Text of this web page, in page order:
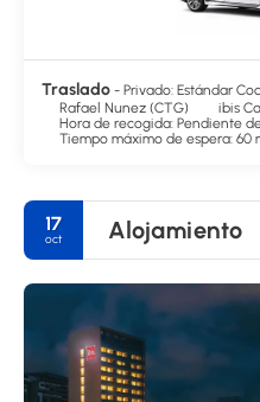
Traslado - Privado: Estándar
Rafael Nunez (CTG)
ibis
Hora de recogida: Pendiente
Tiempo máximo de espera: 60
17
oct Alojamiento